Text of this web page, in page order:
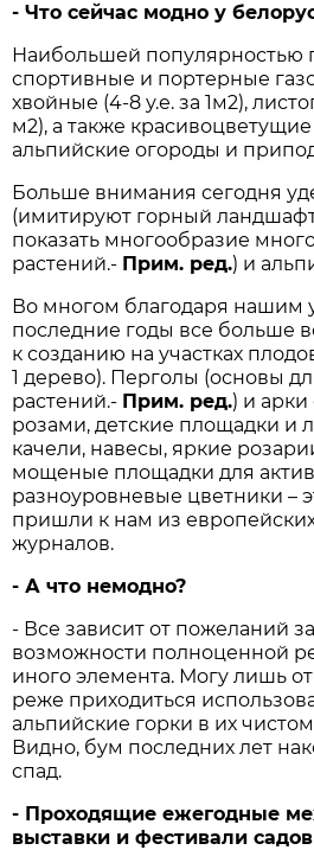
- Что сейчас модно у
Наибольшей популярностью
спортивные и портерные
хвойные (4-8 у.е. за 1м2),
м2), а также
альпийские огороды и
Больше внимания сегодня
(имитируют горный
показать многообразие
растений.- Прим. ред.) и
Во многом благодаря нашим
последние годы все больше
к созданию на участках
1 дерево). Перголы (основы
растений.- Прим. ред.) и
розами, детские площадки и
качели, навесы, яркие
мощеные площадки для
разноуровневые цветники –
пришли к нам из
журналов.
- А что немодно?
- Все зависит от пожеланий
возможности полноценной
иного элемента. Могу лишь
реже приходиться
альпийские горки в их
Видно, бум последних лет
спад.
- Проходящие ежегодные
выставки и фестивали